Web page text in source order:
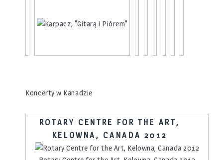
Koncerty w Kanadzie
ROTARY CENTRE FOR THE ART,
KELOWNA, CANADA 2012